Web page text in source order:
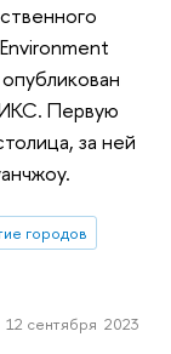
Первую
за ней
городов
12 сентября 2023